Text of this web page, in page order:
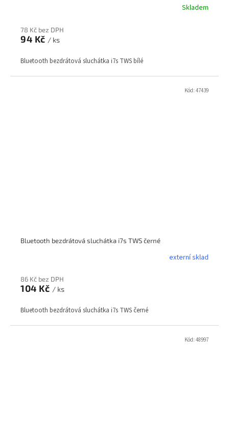
Skladem
78 Kč bez DPH
94 Kč / ks
Bluetooth bezdrátová sluchátka i7s TWS bílé
Bluetooth bezdrátová sluchátka i7s TWS černé
externí sklad
86 Kč bez DPH
104 Kč / ks
Bluetooth bezdrátová sluchátka i7s TWS černé
Kód: 47439
Kód: 48997